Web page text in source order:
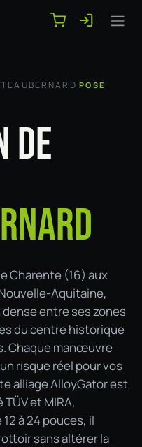
POSE
DE
Charente (16) aux
Aquitaine,
entre ses zones
du centre historique
Chaque manœuvre
risque réel pour vos
alliage AlloyGator est
et MIRA,
à 24 pouces, il
sans altérer la